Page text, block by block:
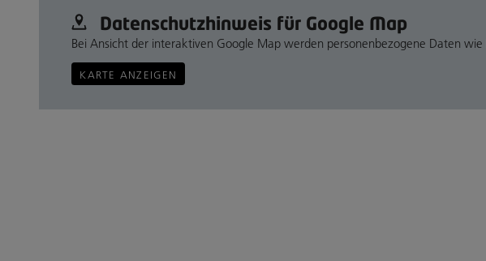
Datenschutz­hinweis für Google Map
Bei Ansicht der interaktiven Google Map werden personenbezogene Daten wie
KARTE ANZEIGEN